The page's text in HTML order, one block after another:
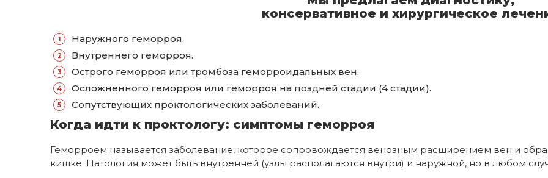
консервативное и хирургическое
Наружного геморроя.
Внутреннего геморроя.
Острого геморроя или тромбоза геморроидальных вен.
Осложненного геморроя или геморроя на поздней стадии (4 стадии).
Сопутствующих проктологических заболеваний.
Когда идти к проктологу: симптомы геморроя
Геморроем называется заболевание, которое сопровождается венозным расширением вен и
кишке. Патология может быть внутренней (узлы располагаются внутри) и наружной, но в любом